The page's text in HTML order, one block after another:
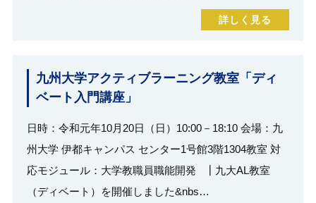
詳しく見る
九州大学アクティブラーニング教室「ディ
ベート入門講座」
日時：令和元年10月20日（日）10:00－18:10 会場：九
州大学 伊都キャンパス センター1号館3階1304教室 対
応モジュール：大学教職員職能開発 ┃九大AL教室
（ディベート）を開催しました&nbs…